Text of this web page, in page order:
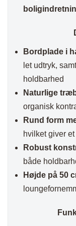
Bordplade i
let udtryk,
holdbarhed
Naturlige
organisk
Rund form
hvilket giver
Robust
både
Højde på 50